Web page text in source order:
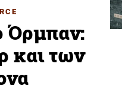
Όρμπαν:
και των